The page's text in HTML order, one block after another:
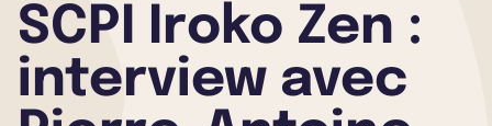
SCPI Iroko Zen :
interview avec